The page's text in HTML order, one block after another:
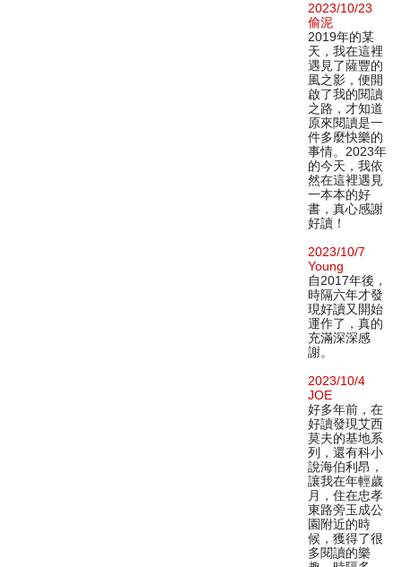
2023/10/23
偷泥
2019年的某
天，我在這裡
遇見了薩豐的
風之影，便開
啟了我的閱讀
之路，才知道
原來閱讀是一
件多麼快樂的
事情。2023年
的今天，我依
然在這裡遇見
一本本的好
書，真心感謝
好讀！
2023/10/7
Young
自2017年後，
時隔六年才發
現好讀又開始
運作了，真的
充滿深深感
謝。
2023/10/4
JOE
好多年前，在
好讀發現艾西
莫夫的基地系
列，還有科小
說海伯利昂，
讓我在年輕歲
月，住在忠孝
東路旁玉成公
園附近的時
候，獲得了很
多閱讀的樂